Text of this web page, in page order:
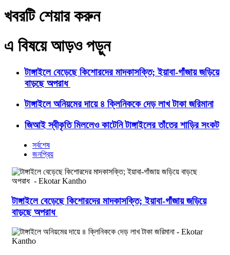
খবরটি শেয়ার করুন
এ বিষয়ে আড়ও পড়ুন
টাঙ্গাইলে বেড়েছে কিশোরদের মাদকাসক্তি; ইয়াবা-গাঁজায় জড়িয়ে
বাড়ছে অপরাধ
টাঙ্গাইলে অনিয়মের দায়ে ৪ ক্লিনিককে দেড় লাখ টাকা জরিমানা
জিআই স্বীকৃতি মিললেও কাটেনি টাঙ্গাইলের তাঁতের শাড়ির সংকট
সর্বশেষ
জনপ্রিয়
টাঙ্গাইলে বেড়েছে কিশোরদের মাদকাসক্তি; ইয়াবা-গাঁজায় জড়িয়ে
বাড়ছে অপরাধ